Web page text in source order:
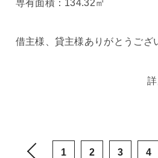
専有面積：134.32㎡
借主様、貸主様ありがとうござ
1 2 3 4